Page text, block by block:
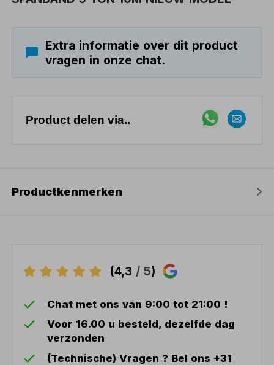
Extra informatie over dit product
vragen in onze chat.
Product delen via..
Productkenmerken
(4,3 / 5)
Chat met ons van 9:00 tot 21:00 !
Voor 16.00 u besteld, dezelfde dag
verzonden
(Technische) Vragen ? Bel ons +31